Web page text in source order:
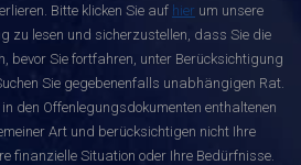
Bitte klicken Sie auf hier um unsere
zu lesen und sicherzustellen, dass Sie die
bevor Sie fortfahren, unter Berücksichtigung
Sie gegebenenfalls unabhängigen Rat.
den Offenlegungsdokumenten enthaltenen
Art und berücksichtigen nicht Ihre
finanzielle Situation oder Ihre Bedürfnisse.